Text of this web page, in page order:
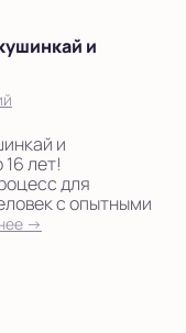
и
и
лет!
для
с опытными
→